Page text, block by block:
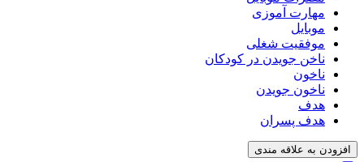
مهارت آموزی
موبایل
موفقیت شغلی
ناخن جویدن در کودکان
ناخون
ناخون جویدن
هدف
هدف پسران
افزودن به علاقه مندی